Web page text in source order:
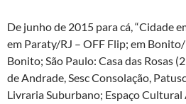
De junho de 2015 para cá, “Cidade
em Paraty/RJ – OFF Flip; em
Bonito; São Paulo: Casa das Rosas
de Andrade, Sesc Consolação,
Livraria Suburbano; Espaço